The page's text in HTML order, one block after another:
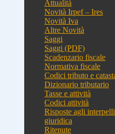
Attualità
Novità Irpef – Ires
Novità Iva
Altre Novità
Saggi
Saggi (PDF)
Scadenzario fiscale
Normativa fiscale
Codici tributo e
Dizionario tributario
Tasse e attività
Codici attività
Risposte agli
giuridica
Ritenute